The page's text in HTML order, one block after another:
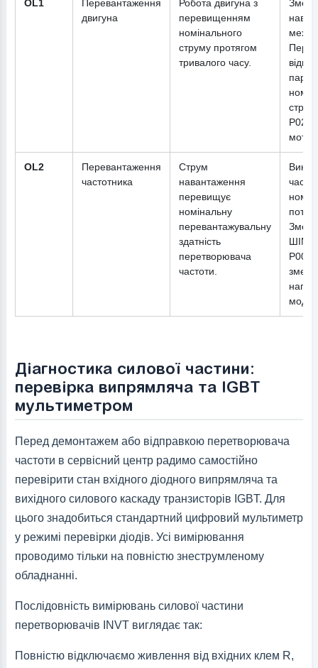
OL1
Перевантаження
двигуна
Робота двигуна з
перевищенням
номінального
струму протягом
тривалого часу.
OL2
Перевантаження
частотника
Струм
навантаження
перевищує
номінальну
перевантажувальну
здатність
перетворювача
частоти.
ШІМ у
Діагностика силової частини:
перевірка випрямляча та IGBT
мультиметром
Перед демонтажем або відправкою перетворювача
частоти в сервісний центр радимо самостійно
перевірити стан вхідного діодного випрямляча та
вихідного силового каскаду транзисторів IGBT. Для
цього знадобиться стандартний цифровий мультиметр
у режимі перевірки діодів. Усі вимірювання
проводимо тільки на повністю знеструмленому
обладнанні.
Послідовність вимірювань силової частини
перетворювачів INVT виглядає так:
Повністю відключаємо живлення від вхідних клем R,